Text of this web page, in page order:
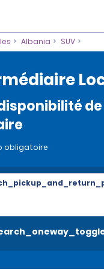
Albania SUV
de
obligatoire